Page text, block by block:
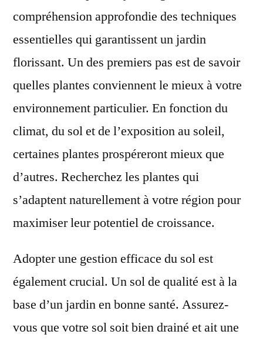
compréhension approfondie des techniques
essentielles qui garantissent un jardin
florissant. Un des premiers pas est de savoir
quelles plantes conviennent le mieux à votre
environnement particulier. En fonction du
climat, du sol et de l’exposition au soleil,
certaines plantes prospéreront mieux que
d’autres. Recherchez les plantes qui
s’adaptent naturellement à votre région pour
maximiser leur potentiel de croissance.
Adopter une gestion efficace du sol est
également crucial. Un sol de qualité est à la
base d’un jardin en bonne santé. Assurez-
vous que votre sol soit bien drainé et ait une